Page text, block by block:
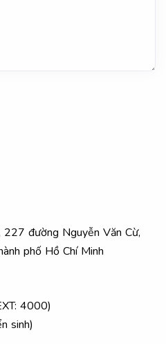
227 đường Nguyễn Văn Cừ,
phố Hồ Chí Minh
4000)
sinh)